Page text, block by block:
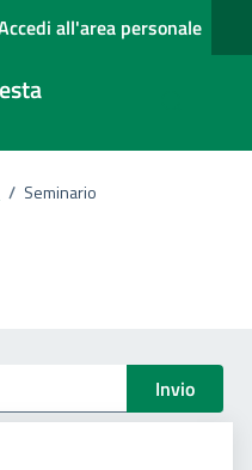
all'area personale
/ Seminario
Invio